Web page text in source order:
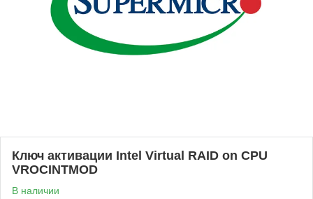
Ключ активации Intel Virtual RAID on CPU
VROCINTMOD
В наличии